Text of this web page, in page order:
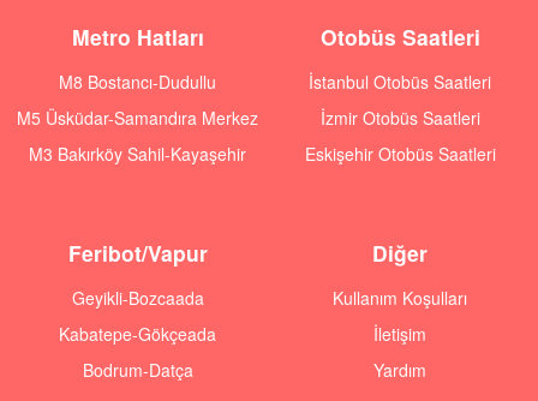
Metro Hatları
M8 Bostancı-Dudullu
M5 Üsküdar-Samandıra Merkez
M3 Bakırköy Sahil-Kayaşehir
Otobüs Saatleri
İstanbul Otobüs Saatleri
İzmir Otobüs Saatleri
Eskişehir Otobüs Saatleri
Feribot/Vapur
Geyikli-Bozcaada
Kabatepe-Gökçeada
Bodrum-Datça
Diğer
Kullanım Koşulları
İletişim
Yardım